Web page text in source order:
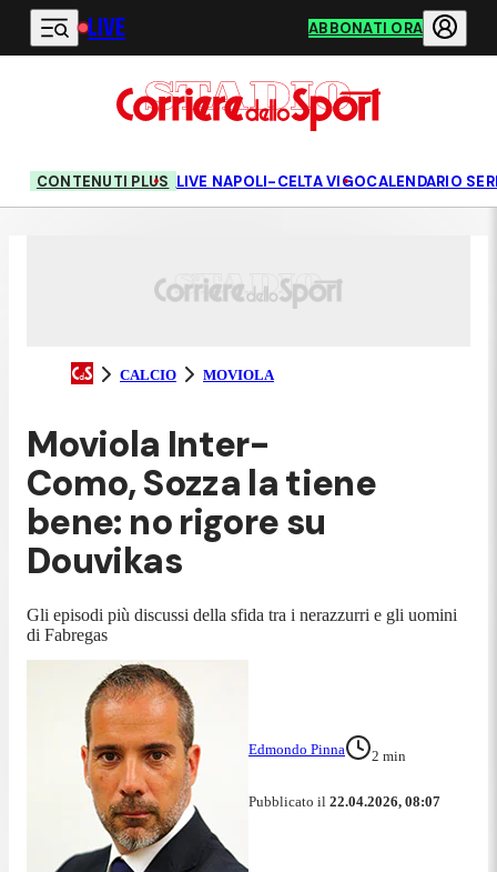
Vai al contenuto principale
LIVE ABBONATI ORA
CONTENUTI PLUS LIVE NAPOLI-CELTA VIGOCALENDARIO
CALCIO MOVIOLA
Moviola Inter-
Como, Sozza la tiene
bene: no rigore su
Douvikas
Gli episodi più discussi della sfida tra i nerazzurri e gli uomini
di Fabregas
Edmondo Pinna 2 min
Pubblicato il 22.04.2026, 08:07